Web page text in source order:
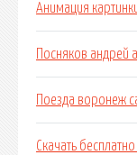
Анимация
Посняков андрей
Поезда воронеж
Скачать